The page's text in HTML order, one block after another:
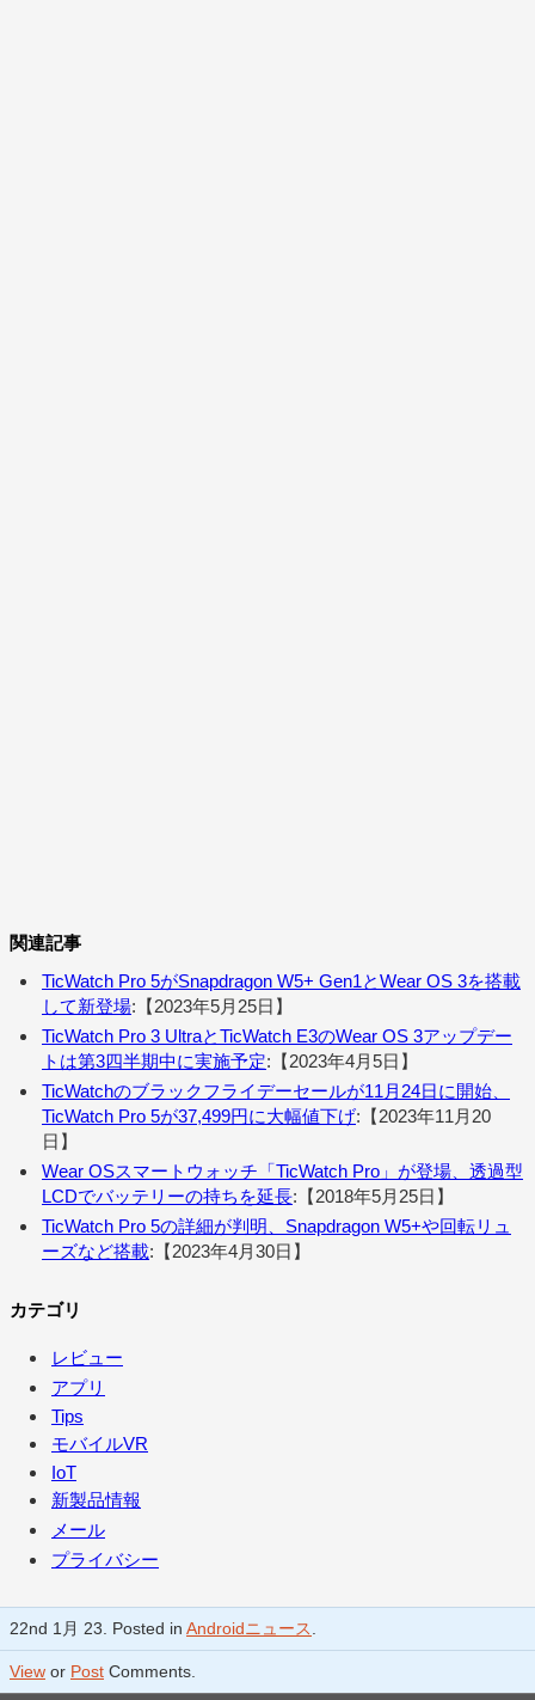
関連記事
TicWatch Pro 5がSnapdragon W5+ Gen1とWear OS 3を搭載
して新登場:【2023年5月25日】
TicWatch Pro 3 UltraとTicWatch E3のWear OS 3アップデー
トは第3四半期中に実施予定:【2023年4月5日】
TicWatchのブラックフライデーセールが11月24日に開始、
TicWatch Pro 5が37,499円に大幅値下げ:【2023年11月20
日】
Wear OSスマートウォッチ「TicWatch Pro」が登場、透過型
LCDでバッテリーの持ちを延長:【2018年5月25日】
TicWatch Pro 5の詳細が判明、Snapdragon W5+や回転リュ
ーズなど搭載:【2023年4月30日】
カテゴリ
レビュー
アプリ
Tips
モバイルVR
IoT
新製品情報
メール
プライバシー
22nd 1月 23. Posted in Androidニュース
View or Post Comments.